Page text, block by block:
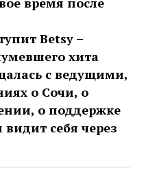
Betsy –
хита
с ведущими,
о Сочи, о
о поддержке
себя через